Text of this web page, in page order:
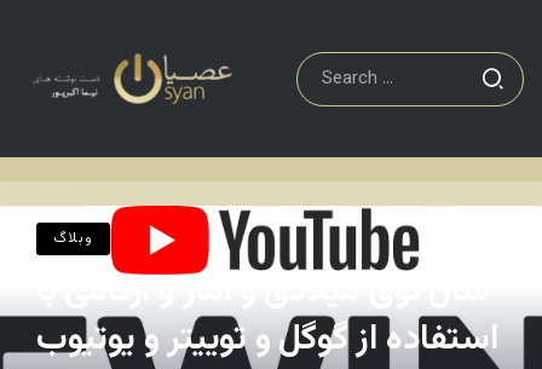
وبلاگ
سال نوی میلادی و آمار و ارقامی با
استفاده از گوگل و توییتر و یوتیوب